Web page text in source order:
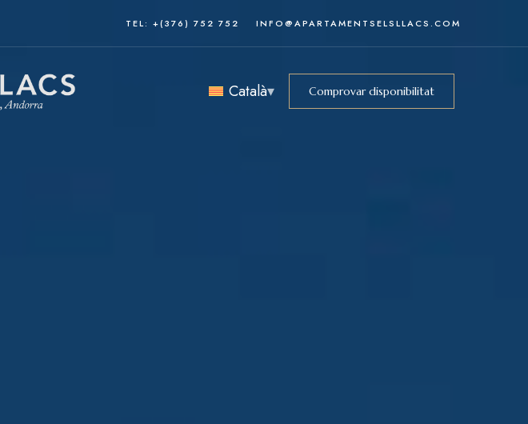
TEL: +(376) 752 752 INFO@APARTAMENTSELSLLACS.COM
Català Comprovar disponibilitat